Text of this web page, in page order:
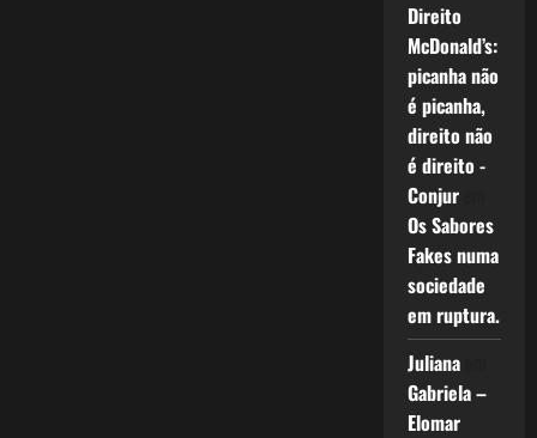
Direito
McDonald’s:
picanha não
é picanha,
direito não
é direito -
Conjurem
Os Sabores
Fakes numa
sociedade
em ruptura.
Julianaem
Gabriela –
Elomar